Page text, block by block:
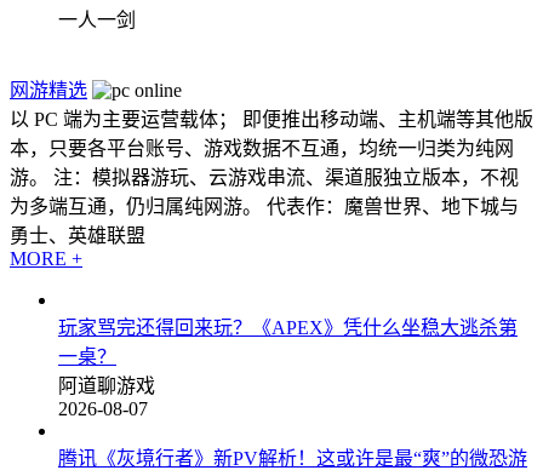
一人一剑
网游精选
以 PC 端为主要运营载体； 即便推出移动端、主机端等其他版
本，只要各平台账号、游戏数据不互通，均统一归类为纯网
游。 注：模拟器游玩、云游戏串流、渠道服独立版本，不视
为多端互通，仍归属纯网游。 代表作：魔兽世界、地下城与
勇士、英雄联盟
MORE +
玩家骂完还得回来玩？《APEX》凭什么坐稳大逃杀第
一桌？
阿道聊游戏
2026-08-07
腾讯《灰境行者》新PV解析！这或许是最“爽”的微恐游